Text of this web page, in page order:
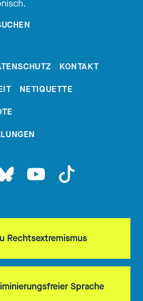
dass wir
- Nadia
könnt, eben du
das gar nicht so
Vielleicht, Philipp,
KONTAKT
NETIQUETTE
Rechtsextremismus
Sprache